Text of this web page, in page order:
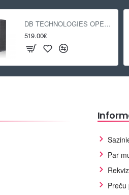
DB TECHNOLOGIES OPERA 15
519.00€
Par